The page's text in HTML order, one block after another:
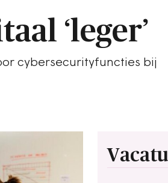
‘leger’
cybersecurityfuncties bij